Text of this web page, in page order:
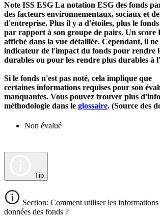
Note ISS ESG La notation ESG des fonds
des facteurs environnementaux, sociaux et
d'entreprise. Plus il y a d'étoiles, plus le
par rapport à son groupe de pairs. Un score
affiché dans la vue détaillée. Cependant, il
indicateur de l'impact du fonds pour rendre
durables ou pour les rendre plus durables à
Si le fonds n'est pas noté, cela implique que
certaines informations requises pour son
manquantes. Vous pouvez trouver plus
méthodologie dans le glossaire. (Source des
Non évalué
Tip
Section: Comment utiliser les informations
données des fonds ?